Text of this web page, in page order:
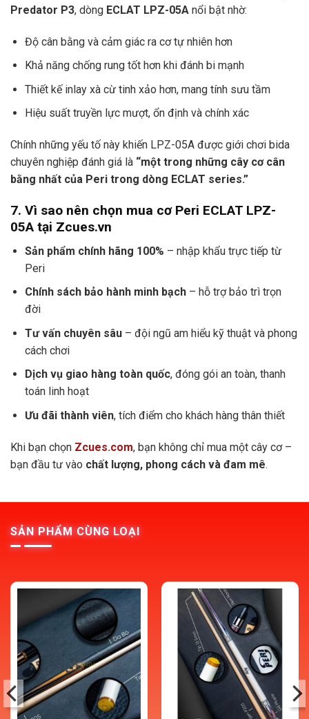
Predator P3, dòng ECLAT LPZ-05A nổi bật nhờ:
Độ cân bằng và cảm giác ra cơ tự nhiên hơn
Khả năng chống rung tốt hơn khi đánh bi mạnh
Thiết kế inlay xà cừ tinh xảo hơn, mang tính sưu tầm
Hiệu suất truyền lực mượt, ổn định và chính xác
Chính những yếu tố này khiến LPZ-05A được giới chơi bida
chuyên nghiệp đánh giá là “một trong những cây cơ cân
bằng nhất của Peri trong dòng ECLAT series.”
7. Vì sao nên chọn mua cơ Peri ECLAT LPZ-
05A tại Zcues.vn
Sản phẩm chính hãng 100% – nhập khẩu trực tiếp từ
Peri
Chính sách bảo hành minh bạch– hỗ trợ bảo trì trọn
đời
Tư vấn chuyên sâu– đội ngũ am hiểu kỹ thuật và phong
cách chơi
Dịch vụ giao hàng toàn quốc, đóng gói an toàn, thanh
toán linh hoạt
Ưu đãi thành viên, tích điểm cho khách hàng thân thiết
Khi bạn chọn Zcues.com, bạn không chỉ mua một cây cơ –
bạn đầu tư vào chất lượng, phong cách và đam mê.
SẢN PHẨM CÙNG LOẠI